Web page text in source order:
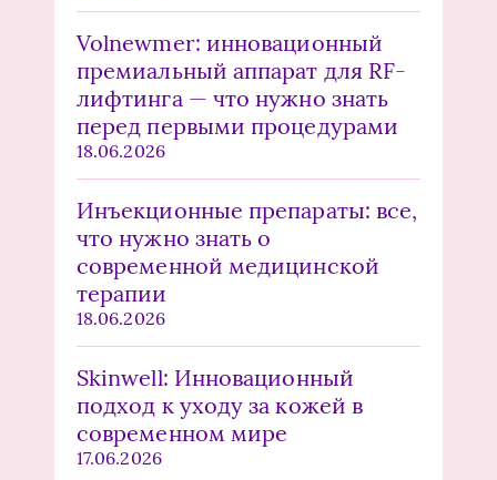
Volnewmer: инновационный
премиальный аппарат для RF-
лифтинга — что нужно знать
перед первыми процедурами
18.06.2026
Инъекционные препараты: все,
что нужно знать о
современной медицинской
терапии
18.06.2026
Skinwell: Инновационный
подход к уходу за кожей в
современном мире
17.06.2026